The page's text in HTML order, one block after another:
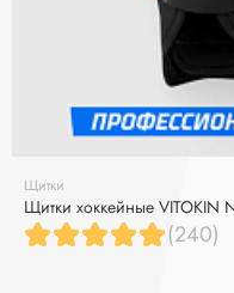
Щитки
Щитки хоккейные VITOKIN
(240)